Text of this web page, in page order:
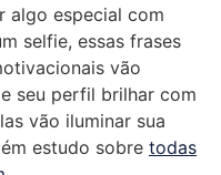
algo especial com
selfie, essas frases
vão
seu perfil brilhar com
vão iluminar sua
estudo sobre todas